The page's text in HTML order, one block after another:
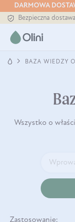
DARMOWA
Tłoczony zawsze
Bezpieczna
Tłoczony zawsze na
BAZA WIEDZY
Wszystko o
Zastosowanie: